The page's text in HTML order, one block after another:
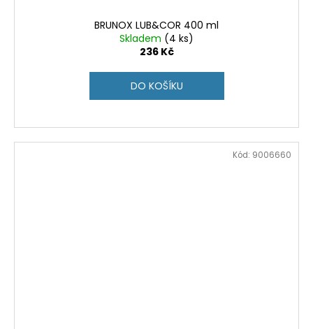
BRUNOX LUB&COR 400 ml
Skladem (4 ks)
236 Kč
DO KOŠÍKU
Kód: 9006660